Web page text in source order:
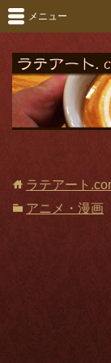
メニュー
ラテアート
アニメ・漫画